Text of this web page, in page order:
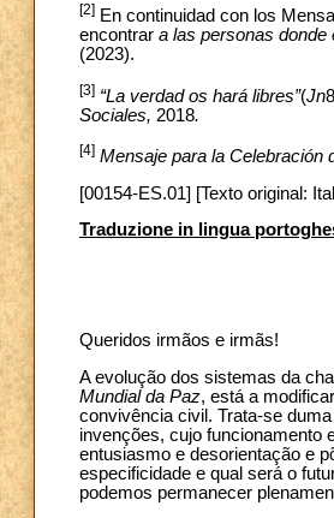
[2] En continuidad con los
encontrar a las personas
(2023).
[3] “La verdad os hará libres”(Jn
Sociales, 2018.
[4] Mensaje para la Celebración
[00154-ES.01] [Texto original:
Traduzione in lingua
Queridos irmãos e irmãs!
A evolução dos sistemas da
Mundial da Paz, está a
convivência civil. Trata-se
invenções, cujo funcionamento
entusiasmo e desorientação e
especificidade e qual será o
podemos permanecer